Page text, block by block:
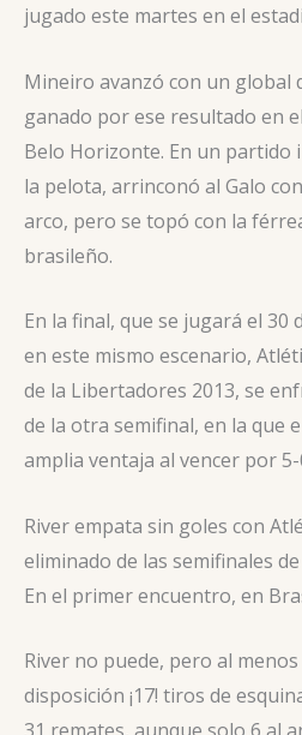
jugado este martes en el
Mineiro avanzó con un global
ganado por ese resultado en
Belo Horizonte. En un partido
la pelota, arrinconó al Galo
arco, pero se topó con la
brasileño.
En la final, que se jugará el
en este mismo escenario,
de la Libertadores 2013, se
de la otra semifinal, en la que
amplia ventaja al vencer por
River empata sin goles con
eliminado de las semifinales
En el primer encuentro, en
River no puede, pero al
disposición ¡17! tiros de